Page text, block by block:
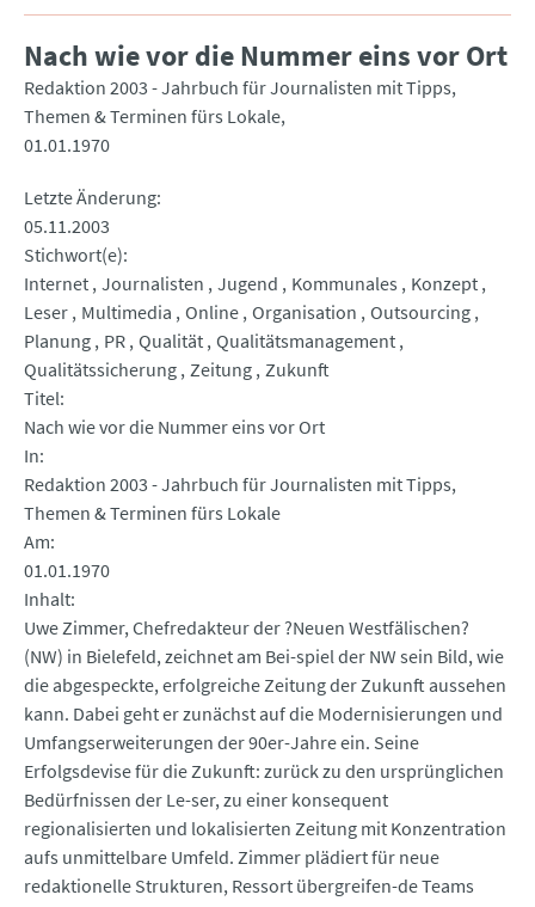
Nach wie vor die Nummer eins vor Ort
Redaktion 2003 - Jahrbuch für Journalisten mit Tipps,
Themen & Terminen fürs Lokale
01.01.1970
Letzte Änderung
05.11.2003
Stichwort(e)
Internet Journalisten Jugend Kommunales
Konzept
Leser Multimedia Online Organisation Outsourcing
Planung PR Qualität Qualitätsmanagement
Qualitätssicherung Zeitung Zukunft
Titel
Nach wie vor die Nummer eins vor Ort
In
Redaktion 2003 - Jahrbuch für Journalisten mit Tipps,
Themen & Terminen fürs Lokale
Am
01.01.1970
Inhalt
Uwe Zimmer, Chefredakteur der ?Neuen Westfälischen?
(NW) in Bielefeld, zeichnet am Bei-spiel der NW sein Bild, wie
die abgespeckte, erfolgreiche Zeitung der Zukunft aussehen
kann. Dabei geht er zunächst auf die Modernisierungen und
Umfangserweiterungen der 90er-Jahre ein. Seine
Erfolgsdevise für die Zukunft: zurück zu den ursprünglichen
Bedürfnissen der Le-ser, zu einer konsequent
regionalisierten und lokalisierten Zeitung mit Konzentration
aufs unmittelbare Umfeld. Zimmer plädiert für neue
redaktionelle Strukturen, Ressort übergreifen-de Teams